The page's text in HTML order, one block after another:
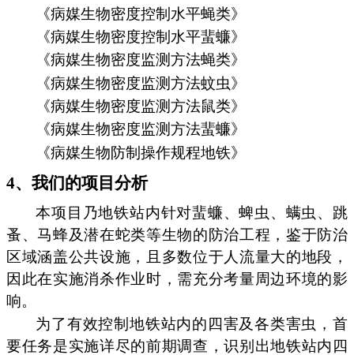
《病媒生物密度控制水平蝇类》
《病媒生物密度控制水平蜚蠊》
《病媒生物密度监测方法蝇类》
《病媒生物密度监测方法蚊虫》
《病媒生物密度监测方法鼠类》
《病媒生物密度监测方法蜚蠊》
《病媒生物防制操作规程地铁》
4、我们的项目分析
本项目乃地铁站内针对蜚蠊、蜱虫、螨虫、跳
蚤、马蜂及潜在蛇类等生物的防治工程，鉴于防治
区域涵盖公共设施，且多数位于人流量大的地段，
因此在实施消杀作业时，需充分考量周边环境的影
响。
为了有效控制地铁站内的四害及各类害虫，首
要任务是实施详尽的前期调查，识别出地铁站内四